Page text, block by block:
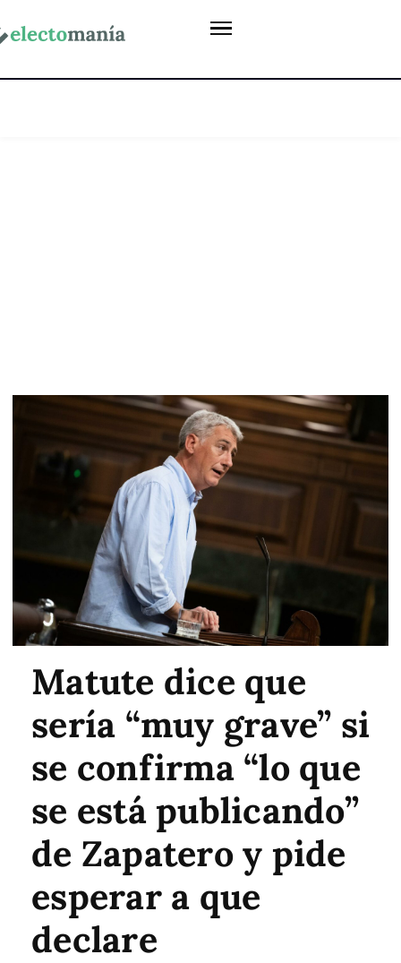
Matute dice que
sería “muy grave” si
se confirma “lo que
se está publicando”
de Zapatero y pide
esperar a que
declare